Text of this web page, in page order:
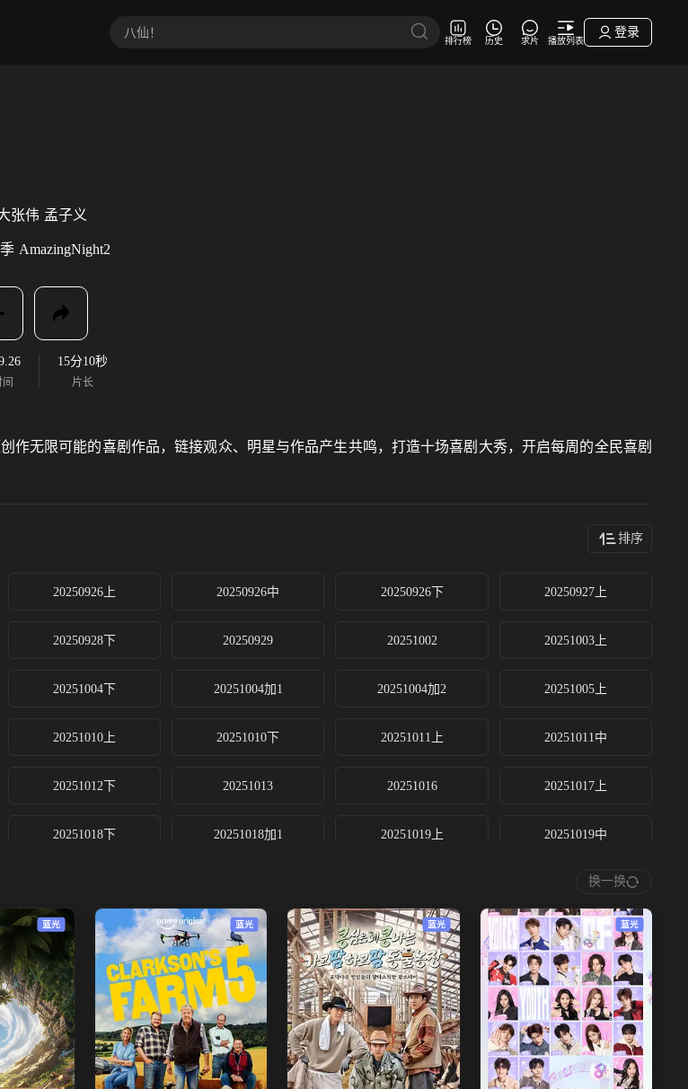
排行榜 历史 求片 播放列表
登录
张伟 孟子义
AmazingNight2
15分10秒
片长
无限可能的喜剧作品，链接观众、明星与作品产生共鸣，打造十场喜剧大秀，开启每周的全民喜剧
排序
20250926上 20250926中 20250926下 20250927上
20250928下 20250929 20251002 20251003上
20251004下 20251004加1 20251004加2 20251005上
20251010上 20251010下 20251011上 20251011中
20251012下 20251013 20251016 20251017上
20251018下 20251018加1 20251019上 20251019中
20251025中
20251026下 20251027 20251028 20251029
20251101上 20251101中 20251101下 20251101加1
20251104 20251105 20251106 20251107上
20251108中 20251108下 20251108加1 20251108加2
换一换
蓝光 蓝光 蓝光 蓝光